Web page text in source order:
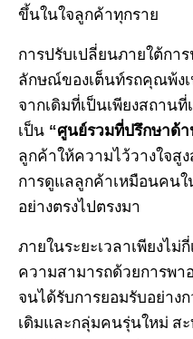
ขึ้นในใจลูกค้าทุกราย
การปรับเปลี่ยนภายใต้ก
ลักษณ์ของเต็นท์รถคุณพ้ง
จากเดิมที่เป็นเพียงสถาน
เป็น “ศูนย์รวมที่ปรึกษาด้
ลูกค้าให้ความไว้วางใจสู
การดูแลลูกค้าเหมือนคน
อย่างตรงไปตรงมา
ภายในระยะเวลาเพียงไ
ความสามารถด้วยการพา
จนได้รับการยอมรับอย่าง
เดิมและกลุ่มคนรุ่นใหม่ ส